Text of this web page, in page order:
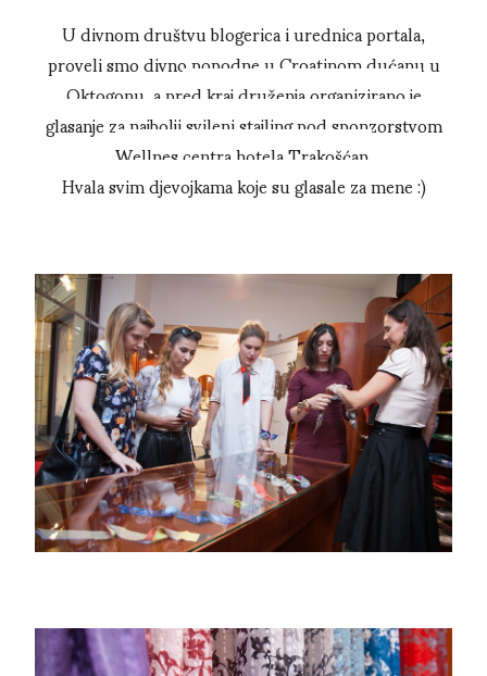
U divnom društvu blogerica i urednica portala,
proveli smo divno popodne u Croatinom dućanu u
Oktogonu, a pred kraj druženja organizirano je
glasanje za najbolji svileni stajling pod sponzorstvom
Wellnes centra hotela Trakošćan.
Hvala svim djevojkama koje su glasale za mene :)